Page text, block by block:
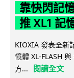
靠快閃記
推 XL1 記
KIOXIA 發表全新
憶體 XL-FLASH
方...
閱讀全文